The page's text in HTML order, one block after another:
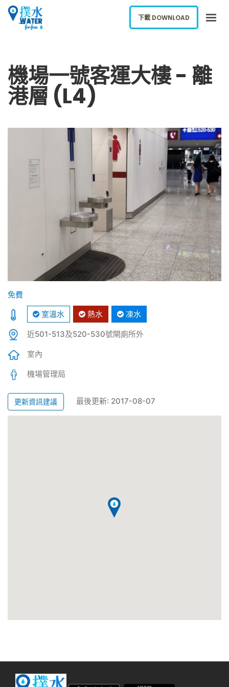
下載應用
網誌
報告新飲水機
ENGLISH
下載 DOWNLOAD
機場一號客運大樓 - 離
港層 (L4)
免費
室溫水
熱水 凍水
近501-513及520-530號閘廁所外
室內
機場管理局
更新資訊建議 最後更新: 2017-08-07
下載 DOWNLOAD